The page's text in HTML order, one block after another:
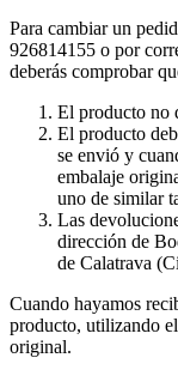
Para cambiar un
926814155 o por
deberás comprobar
El producto no
El producto
se envió y
embalaje
uno de similar
Las
dirección de
de Calatrava
Cuando hayamos
producto, utilizando
original.